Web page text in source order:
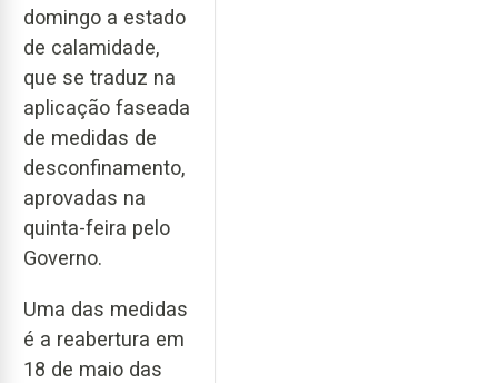
domingo a estado
de calamidade,
que se traduz na
aplicação faseada
de medidas de
desconfinamento,
aprovadas na
quinta-feira pelo
Governo.
Uma das medidas
é a reabertura em
18 de maio das